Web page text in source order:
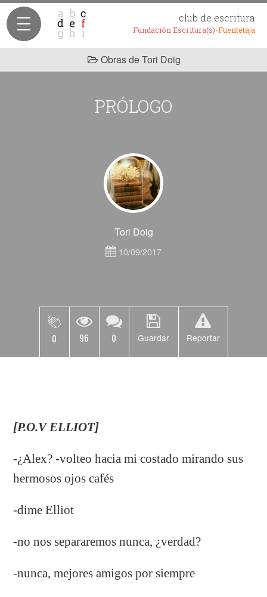
club de escritura
Fundación Escritura(s)-Fuentetaja
Obras de Tori Doig
PRÓLOGO
Tori Doig
10/09/2017
0 96 0 Guardar Reportar
[P.O.V ELLIOT]
-¿Alex? -volteo hacia mi costado mirando sus
hermosos ojos cafés
-dime Elliot
-no nos separaremos nunca, ¿verdad?
-nunca, mejores amigos por siempre